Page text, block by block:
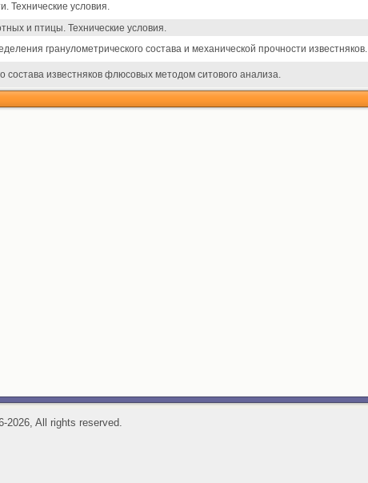
Технические условия.
и птицы. Технические условия.
гранулометрического состава и механической прочности известняков.
состава известняков флюсовых методом ситового анализа.
2026, All rights reserved.